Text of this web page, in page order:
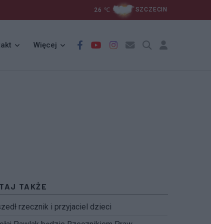
26 ℃ SZCZECIN
Więcej
TAKŻE
rzecznik i przyjaciel dzieci